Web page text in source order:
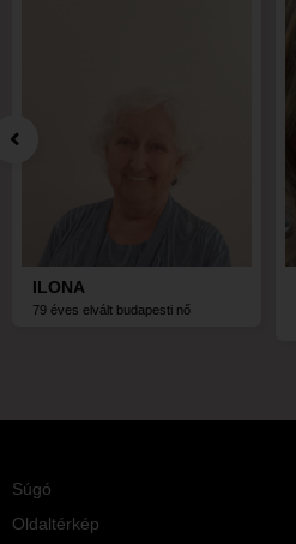
ILONA
79 éves elvált budapesti nő
Súgó
Oldaltérkép